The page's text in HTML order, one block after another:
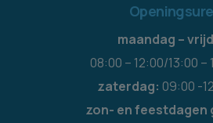
maandag –
08:00 – 12:00/13:00 –
zaterdag: 09:00 -
zon- en feestdagen